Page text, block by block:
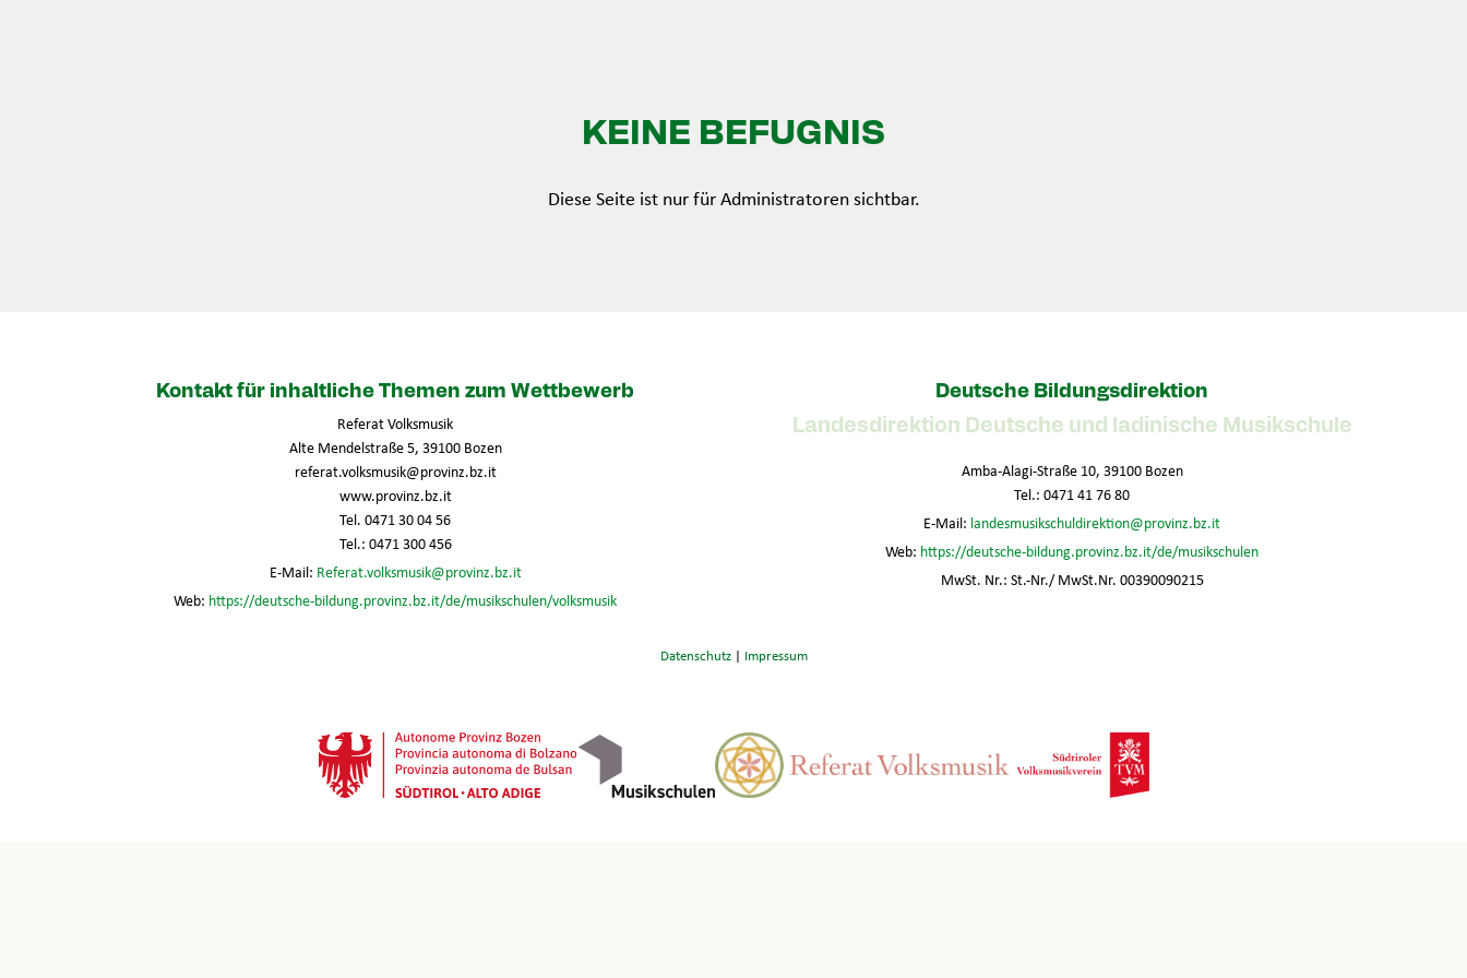
KEINE BEFUGNIS
Diese Seite ist nur für Administratoren sichtbar.
Kontakt für inhaltliche Themen zum Wettbewerb
Referat Volksmusik
Alte Mendelstraße 5, 39100 Bozen
referat.volksmusik@provinz.bz.it
www.provinz.bz.it
Tel. 0471 30 04 56
Tel.: 0471 300 456
E-Mail: Referat.volksmusik@provinz.bz.it
Web: https://deutsche-bildung.provinz.bz.it/de/musikschulen/volksmusik
Deutsche Bildungsdirektion
Landesdirektion Deutsche und ladinische Musikschule
Amba-Alagi-Straße 10, 39100 Bozen
Tel.: 0471 41 76 80
E-Mail: landesmusikschuldirektion@provinz.bz.it
Web: https://deutsche-bildung.provinz.bz.it/de/musikschulen
MwSt. Nr.: St.-Nr./ MwSt.Nr. 00390090215
Datenschutz| Impressum